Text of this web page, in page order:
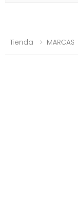
Tienda MARCAS